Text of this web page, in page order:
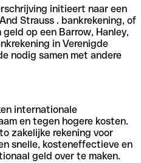
initieert naar een
Strauss . bankrekening, of
op een Barrow, Hanley,
in Verenigde
nodig samen met andere
internationale
en tegen hogere kosten.
zakelijke rekening voor
snelle, kosteneffectieve en
geld over te maken.